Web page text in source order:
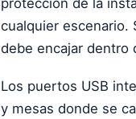
protección de la
cualquier escenario.
debe encajar dentro
Los puertos USB
y mesas donde se